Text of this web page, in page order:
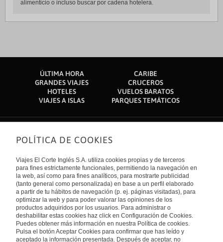
alimenticio o incluso buscar por cadena hotelera.
ÚLTIMA HORA
CARIBE
GRANDES VIAJES
CRUCEROS
HOTELES
VUELOS BARATOS
VIAJES A ISLAS
PARQUES TEMÁTICOS
Sobre nosotros
Quiénes somos
Financiación
Sostenibilidad
Turismo accesible
Tarjeta El Corte Inglés
Trabaja con nosotros
El Corte Inglés
Canal Ético
Enlaces de interés
Guías de viaje
Catálogos
Auto check-in
Condiciones Generales
Política de privacidad
Política de cookies
Accesibilidad
Empresas/ Grupos
Internacional
España
POLÍTICA DE COOKIES
Viajes El Corte Inglés S.A. utiliza cookies propias y de terceros
para fines estrictamente funcionales, permitiendo la navegación en
la web, así como para fines analíticos, para mostrarte publicidad
(tanto general como personalizada) en base a un perfil elaborado
a partir de tu hábitos de navegación (p. ej. páginas visitadas), para
optimizar la web y para poder valorar las opiniones de los
productos adquiridos por los usuarios. Para administrar o
deshabilitar estas cookies haz click en Configuración de Cookies.
Puedes obtener más información en nuestra Política de cookies.
Pulsa el botón Aceptar Cookies para confirmar que has leído y
aceptado la información presentada. Después de aceptar, no